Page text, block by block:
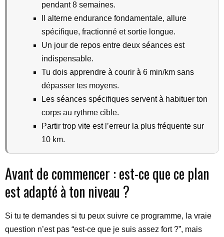
pendant 8 semaines.
Il alterne endurance fondamentale, allure
spécifique, fractionné et sortie longue.
Un jour de repos entre deux séances est
indispensable.
Tu dois apprendre à courir à 6 min/km sans
dépasser tes moyens.
Les séances spécifiques servent à habituer ton
corps au rythme cible.
Partir trop vite est l’erreur la plus fréquente sur
10 km.
Avant de commencer : est-ce que ce plan
est adapté à ton niveau ?
Si tu te demandes si tu peux suivre ce programme, la vraie
question n’est pas “est-ce que je suis assez fort ?”, mais